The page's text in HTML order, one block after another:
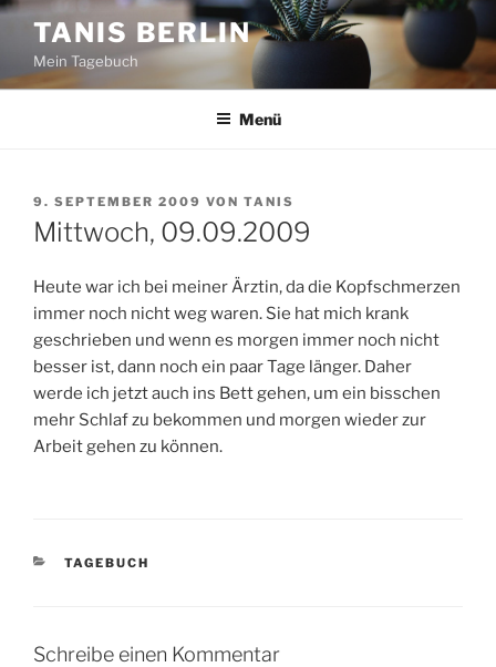
Zum
Inhalt
springen
TANIS BERLIN
Mein Tagebuch
Menü
VERÖFFENTLICHT
AM
9. SEPTEMBER 2009 VON TANIS
Mittwoch, 09.09.2009
Heute war ich bei meiner Ärztin, da die Kopfschmerzen
immer noch nicht weg waren. Sie hat mich krank
geschrieben und wenn es morgen immer noch nicht
besser ist, dann noch ein paar Tage länger. Daher
werde ich jetzt auch ins Bett gehen, um ein bisschen
mehr Schlaf zu bekommen und morgen wieder zur
Arbeit gehen zu können.
KATEGORIEN
TAGEBUCH
Schreibe einen Kommentar